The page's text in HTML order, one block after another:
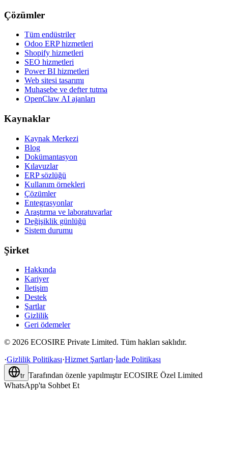
Çözümler
Tüm endüstriler
Odoo ERP hizmetleri
Shopify hizmetleri
SEO hizmetleri
Power BI hizmetleri
Web sitesi tasarımı
Muhasebe ve defter tutma
OpenClaw AI ajanları
Kaynaklar
Kaynak Merkezi
Blog
Dokümantasyon
Kılavuzlar
ERP sözlüğü
Kullanım örnekleri
Çözümler
Entegrasyonlar
Araştırma ve laboratuvarlar
Değişiklik günlüğü
Sistem durumu
Şirket
Hakkında
Kariyer
İletişim
Destek
Şartlar
Gizlilik
Geri ödemeler
© 2026 ECOSIRE Private Limited. Tüm hakları saklıdır.
·Gizlilik Politikası·Hizmet Şartları·İade Politikası
tr Tarafından özenle yapılmıştır ECOSIRE Özel Limited
WhatsApp'ta Sohbet Et